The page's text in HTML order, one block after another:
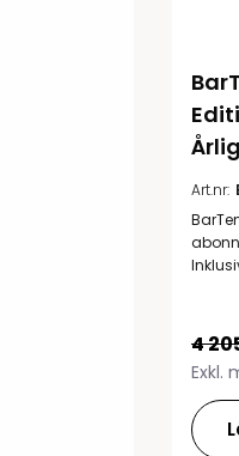
Art.nr:
4
Exkl.